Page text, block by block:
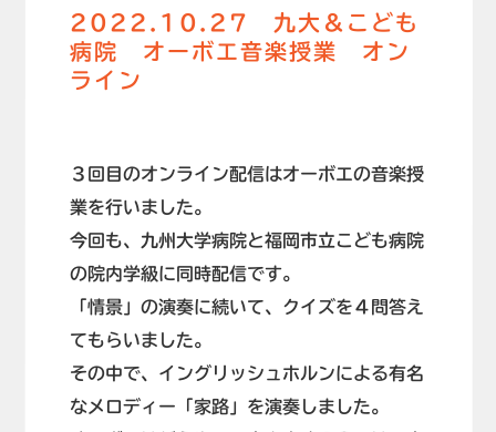
2022.10.27 九大＆こども
病院 オーボエ音楽授業 オン
ライン
３回目のオンライン配信はオーボエの音楽授
業を行いました。
今回も、九州大学病院と福岡市立こども病院
の院内学級に同時配信です。
「情景」の演奏に続いて、クイズを４問答え
てもらいました。
その中で、イングリッシュホルンによる有名
なメロディー「家路」を演奏しました。